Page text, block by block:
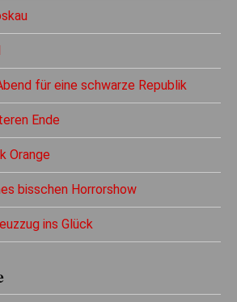
für eine schwarze Republik
Ende
Orange
bisschen Horrorshow
ins Glück